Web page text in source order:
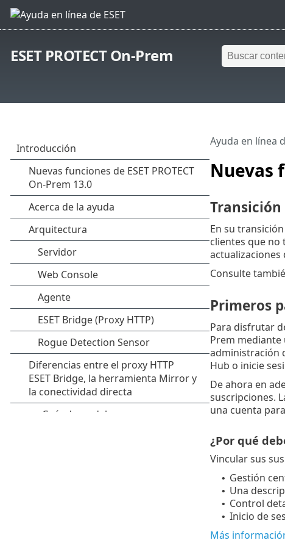
ESET PROTECT On-Prem
Nuevas
Ayuda en línea
Transición
En su
clientes que no
actualizaciones
Consulte
Primeros
Para disfrutar
Prem mediante
administración
Hub o inicie
De ahora en
suscripciones.
una cuenta
¿Por qué
Vincular sus
• Gestión
• Una
• Control
• Inicio de
Más